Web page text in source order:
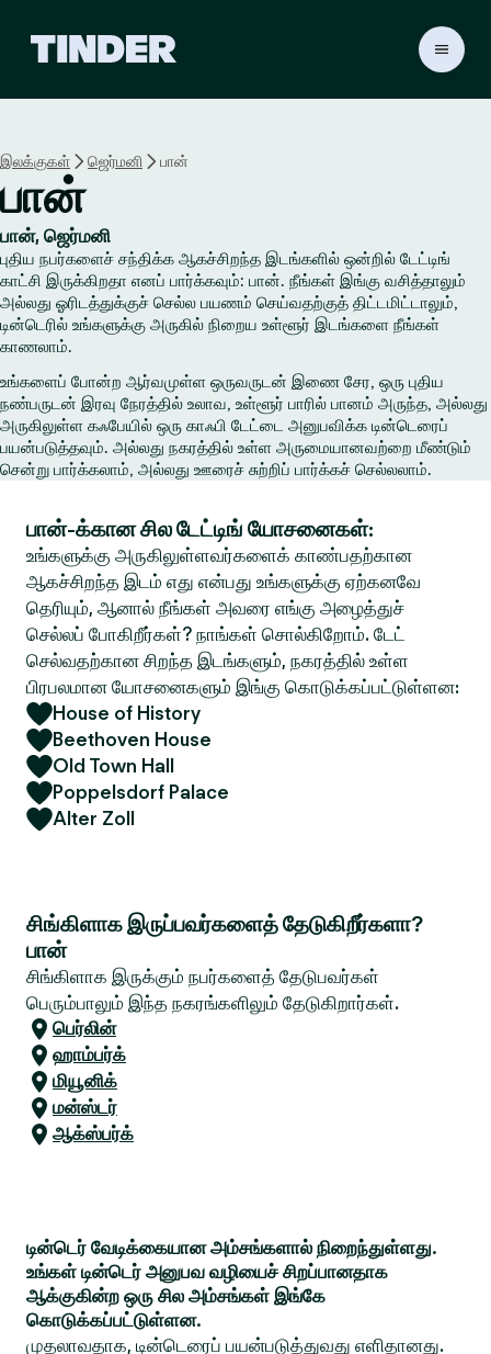
ம்
இலக்குகள் ஜெர்மனி பான்
பான்
பான், ஜெர்மனி
புதிய நபர்களைச் சந்திக்க ஆகச்சிறந்த இடங்களில் ஒன்றில் டேட்டிங்
காட்சி இருக்கிறதா எனப் பார்க்கவும்: பான். நீங்கள் இங்கு வசித்தாலும்
அல்லது ஓரிடத்துக்குச் செல்ல பயணம் செய்வதற்குத் திட்டமிட்டாலும்,
டின்டெரில் உங்களுக்கு அருகில் நிறைய உள்ளூர் இடங்களை நீங்கள்
காணலாம்.
உங்களைப் போன்ற ஆர்வமுள்ள ஒருவருடன் இணை சேர, ஒரு புதிய
நண்பருடன் இரவு நேரத்தில் உலாவ, உள்ளூர் பாரில் பானம் அருந்த, அல்லது
அருகிலுள்ள கஃபேயில் ஒரு காஃபி டேட்டை அனுபவிக்க டின்டெரைப்
பயன்படுத்தவும். அல்லது நகரத்தில் உள்ள அருமையானவற்றை மீண்டும்
சென்று பார்க்கலாம், அல்லது ஊரைச் சுற்றிப் பார்க்கச் செல்லலாம்.
பான்-க்கான சில டேட்டிங் யோசனைகள்:
உங்களுக்கு அருகிலுள்ளவர்களைக் காண்பதற்கான
ஆகச்சிறந்த இடம் எது என்பது உங்களுக்கு ஏற்கனவே
தெரியும், ஆனால் நீங்கள் அவரை எங்கு அழைத்துச்
செல்லப் போகிறீர்கள்? நாங்கள் சொல்கிறோம். டேட்
செல்வதற்கான சிறந்த இடங்களும், நகரத்தில் உள்ள
பிரபலமான யோசனைகளும் இங்கு கொடுக்கப்பட்டுள்ளன:
House of History
Beethoven House
Old Town Hall
Poppelsdorf Palace
Alter Zoll
சிங்கிளாக இருப்பவர்களைத் தேடுகிறீர்களா?
பான்
சிங்கிளாக இருக்கும் நபர்களைத் தேடுபவர்கள்
பெரும்பாலும் இந்த நகரங்களிலும் தேடுகிறார்கள்.
பெர்லின்
ஹாம்பர்க்
மியூனிக்
மன்ஸ்டர்
ஆக்ஸ்பர்க்
டின்டெர் வேடிக்கையான அம்சங்களால் நிறைந்துள்ளது.
உங்கள் டின்டெர் அனுபவ வழியைச் சிறப்பானதாக
ஆக்குகின்ற ஒரு சில அம்சங்கள் இங்கே
கொடுக்கப்பட்டுள்ளன.
முதலாவதாக, டின்டெரைப் பயன்படுத்துவது எளிதானது.